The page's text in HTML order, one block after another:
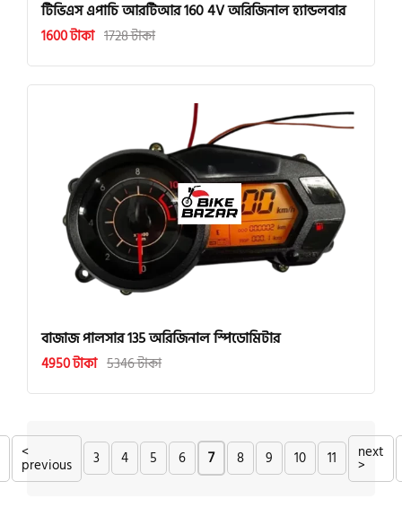
টিভিএস এপাচি আরটিআর 160 4V অরিজিনাল হ্যান্ডলবার
1600 টাকা 1728 টাকা
বাজাজ পালসার 135 অরিজিনাল স্পিডোমিটার
4950 টাকা 5346 টাকা
<
previous 3 4 5 6 7 8 9 10 11 next
>